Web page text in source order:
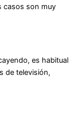
casos son muy
es habitual
de televisión,